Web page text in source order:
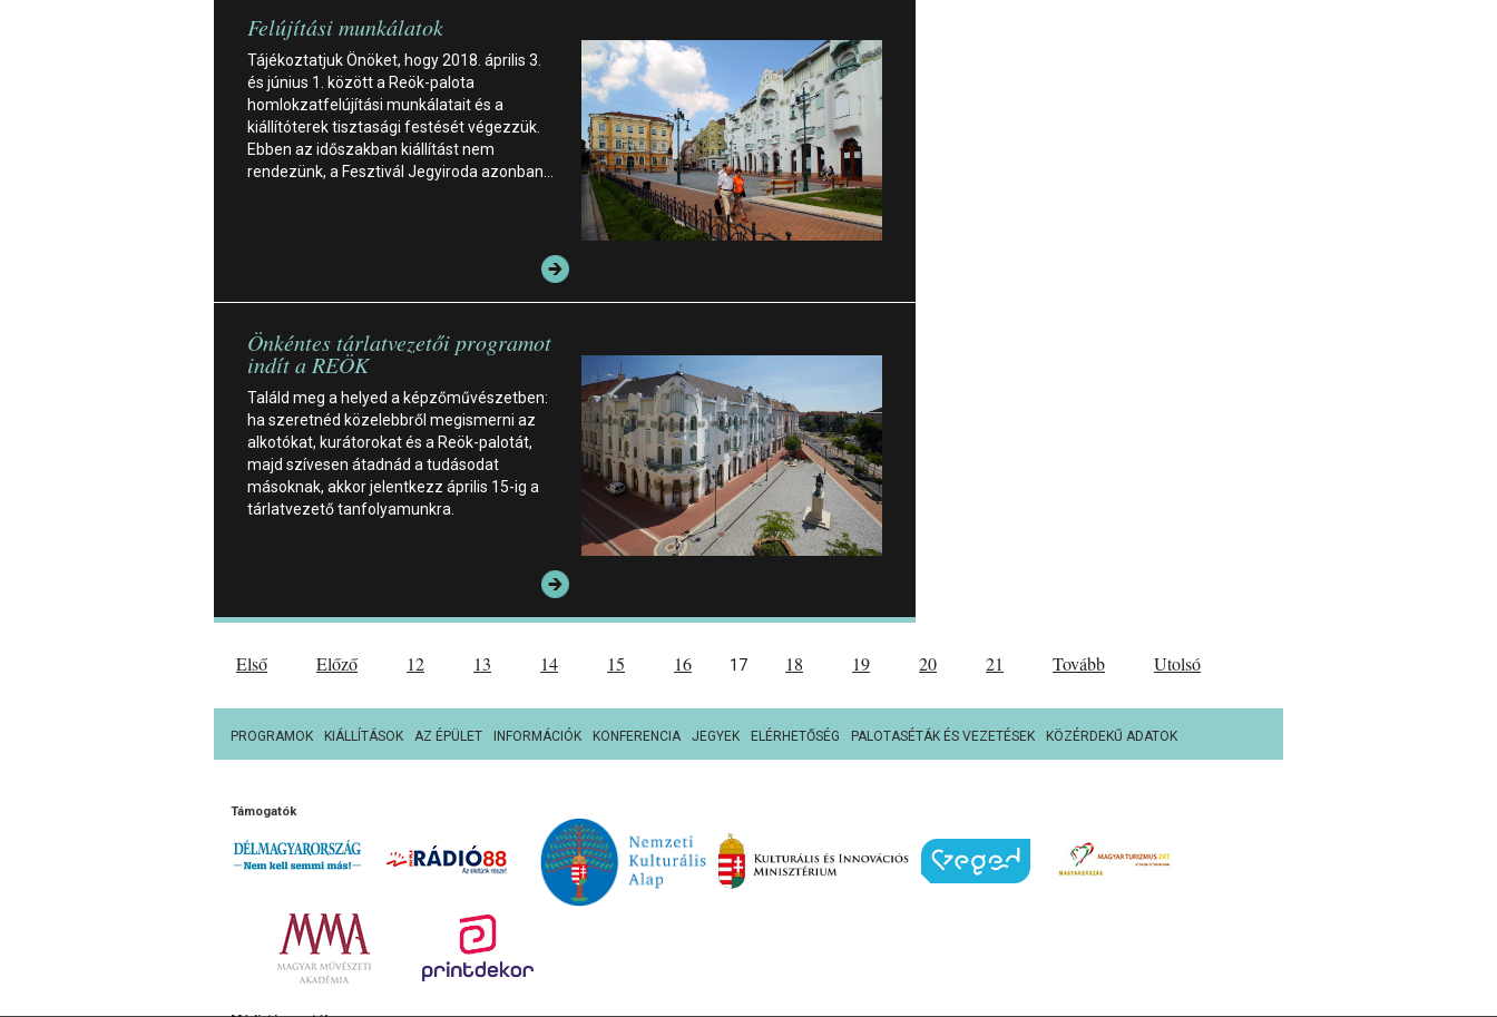
Felújítási munkálatok
Tájékoztatjuk Önöket, hogy 2018. április 3.
és június 1. között a Reök-palota
homlokzatfelújítási munkálatait és a
kiállítóterek tisztasági festését végezzük.
Ebben az időszakban kiállítást nem
rendezünk, a Fesztivál Jegyiroda azonban…
Önkéntes tárlatvezetői programot
indít a REÖK
Találd meg a helyed a képzőművészetben:
ha szeretnéd közelebbről megismerni az
alkotókat, kurátorokat és a Reök-palotát,
majd szívesen átadnád a tudásodat
másoknak, akkor jelentkezz április 15-ig a
tárlatvezető tanfolyamunkra.
Első Előző 12 13 14 15 16 17 18 19 20 21 Tovább Utolsó
PROGRAMOK KIÁLLÍTÁSOK AZ ÉPÜLET INFORMÁCIÓK KONFERENCIA JEGYEK ELÉRHETŐSÉG PALOTASÉTÁK ÉS VEZETÉSEK KÖZÉRDEKŰ ADATOK
Támogatók